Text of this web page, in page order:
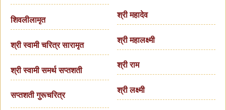
शिवलीलामृत
श्री स्वामी चरित्र सारामृत
श्री स्वामी समर्थ सप्तशती
सप्तशती गुरूचरित्र
श्री महादेव
श्री महालक्ष्मी
श्री राम
श्री लक्ष्मी